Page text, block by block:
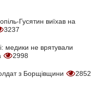
Гусятин виїхав на
3237
медики не врятували
2998
з Борщівщини 2852